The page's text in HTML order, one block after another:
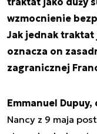
wzmocnienie
Jak jednak traktat
oznacza on
zagranicznej
Emmanuel Dupuy,
Nancy z 9 maja